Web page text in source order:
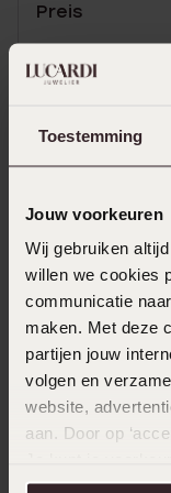
Toestemming
Jouw voorkeuren
Wij gebruiken
willen we cookies
communicatie
maken. Met deze
partijen jouw
volgen en
website,
aan. Door op
over in ons
Preis
Größe
Das